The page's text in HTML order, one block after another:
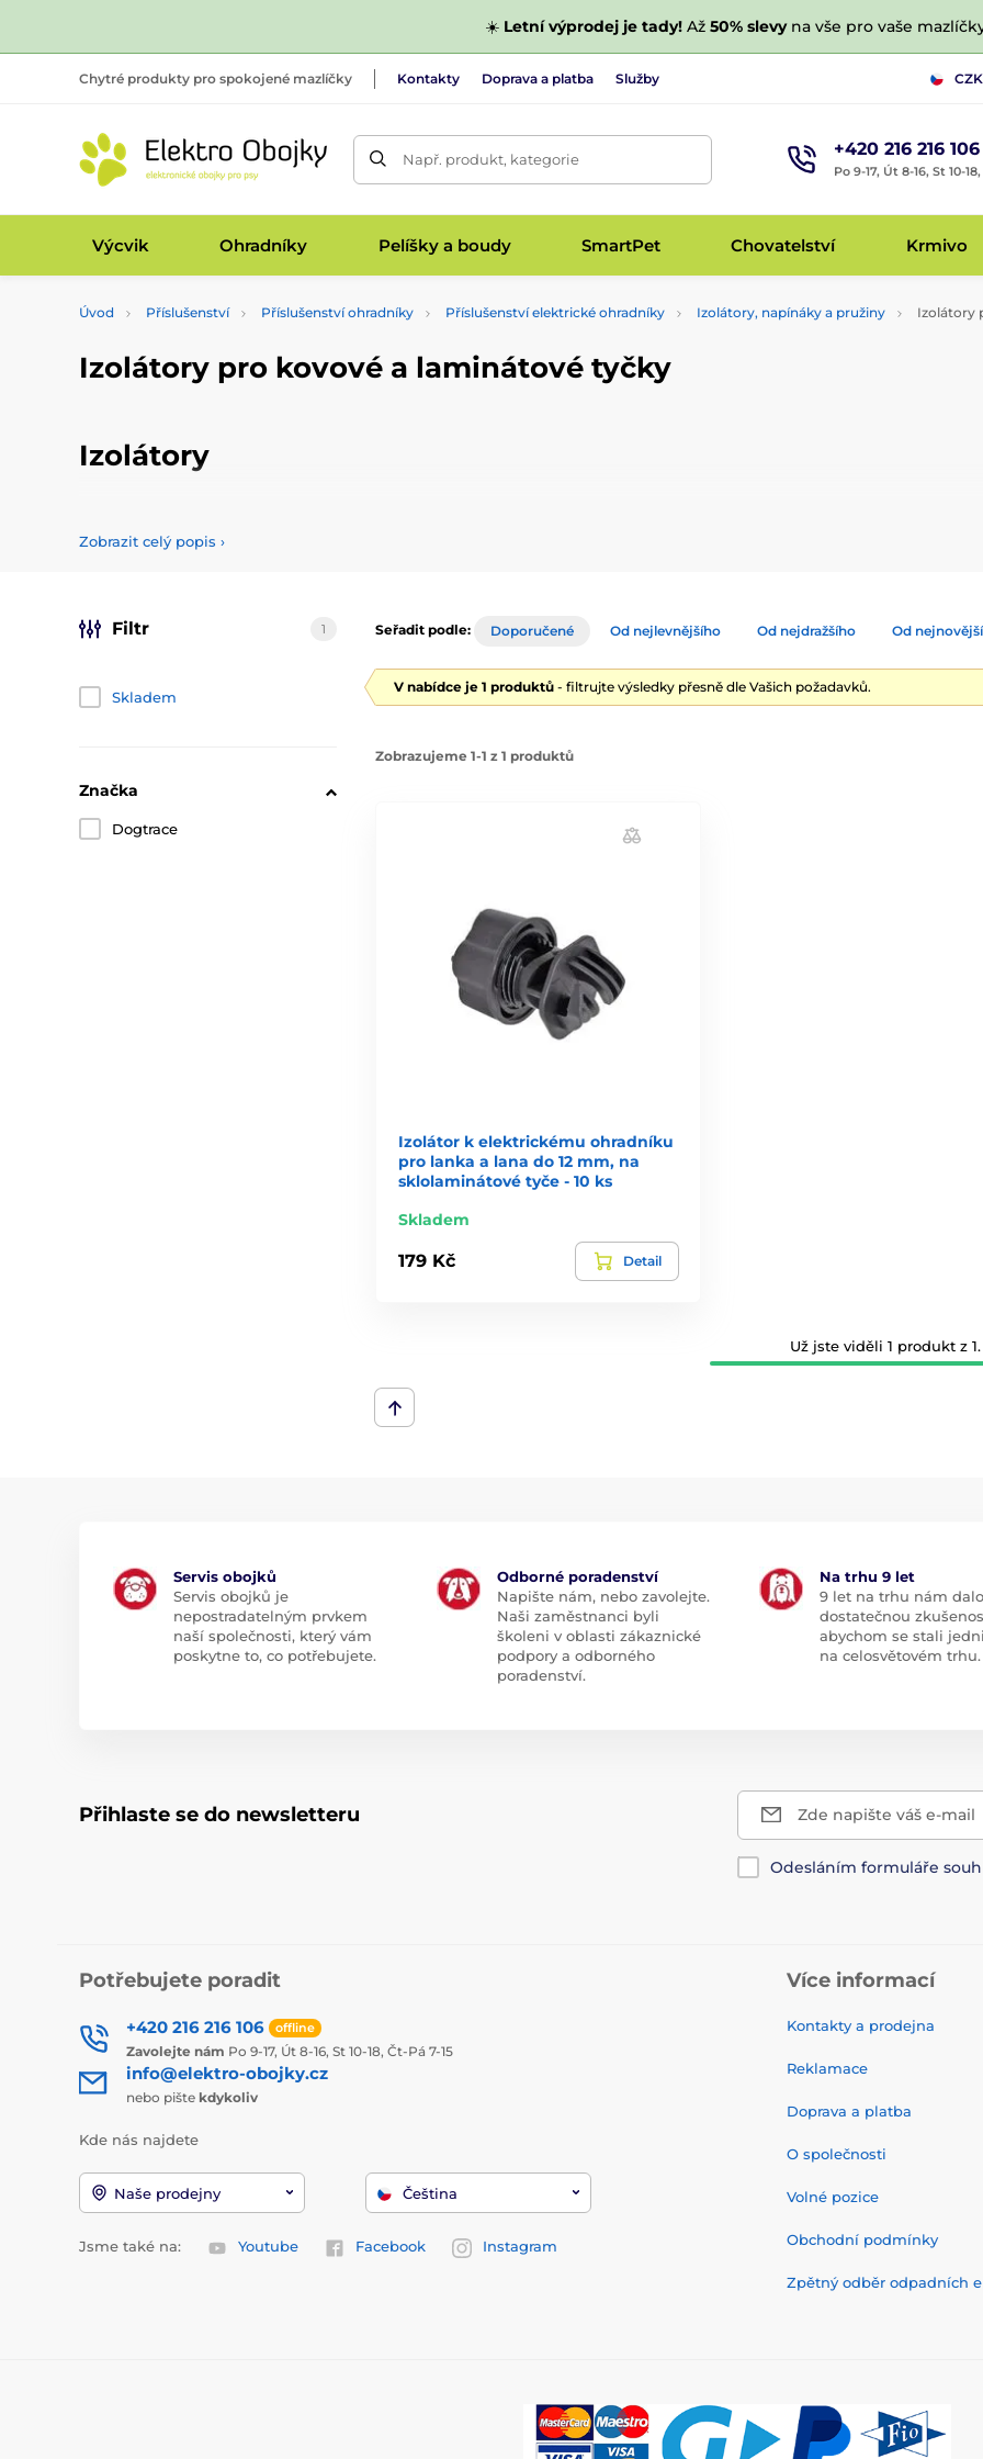
☀️ Letní výprodej je tady!Až 50% slevyna vše pro vaše
Chytré produkty pro spokojené mazlíčky Kontakty Doprava a platba Služby CZK
Např. produkt, kategorie +420 216 216 106
Po 9-17, Út 8-16, St 10-
Výcvik Ohradníky Pelíšky a boudy SmartPet Chovatelství Krmivo
Úvod Příslušenství Příslušenství ohradníky Příslušenství elektrické ohradníky Izolátory, napínáky a pružiny Izolátory
Izolátory pro kovové a laminátové tyčky
Izolátory
Zobrazit celý popis ›
Filtr 1
Skladem
Značka
Dogtrace
Seřadit podle: Doporučené Od nejlevnějšího Od nejdražšího Od
V nabídce je 1 produktů - filtrujte výsledky přesně dle Vašich požadavků.
Zobrazujeme 1-1 z 1 produktů
Izolátor k elektrickému ohradníku
pro lanka a lana do 12 mm, na
sklolaminátové tyče - 10 ks
Skladem
179 Kč Detail
Už jste viděli 1 produkt z 1.
Servis obojků
Servis obojků je
nepostradatelným prvkem
naší společnosti, který vám
poskytne to, co potřebujete.
Odborné poradenství
Napište nám, nebo zavolejte.
Naši zaměstnanci byli
školeni v oblasti zákaznické
podpory a odborného
poradenství.
Na trhu 9 let
9 let na trhu nám dalo
dostatečnou
abychom se stali
na celosvětovém trhu.
Přihlaste se do newsletteru Zde napište váš e-mail
Odesláním formuláře
Potřebujete poradit
+420 216 216 106 offline
Zavolejte nám Po 9-17, Út 8-16, St 10-18, Čt-Pá 7-15
info@elektro-obojky.cz
nebo pište kdykoliv
Kde nás najdete
Naše prodejny Čeština
Jsme také na: Youtube Facebook Instagram
Více informací
Kontakty a prodejna
Reklamace
Doprava a platba
O společnosti
Volné pozice
Obchodní podmínky
Zpětný odběr odpadních